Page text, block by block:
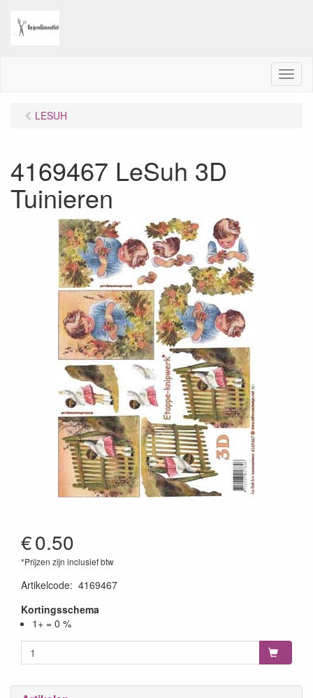
M
e
LESUH
4169467 LeSuh 3D
Tuinieren
€0.50
*Prijzen zijn inclusief btw
Artikelcode: 4169467
Kortingsschema
1+ = 0 %